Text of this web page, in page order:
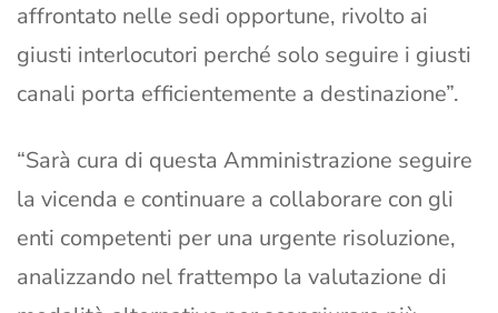
affrontato nelle sedi opportune, rivolto ai
giusti interlocutori perché solo seguire i giusti
canali porta efficientemente a destinazione”.
“Sarà cura di questa Amministrazione seguire
la vicenda e continuare a collaborare con gli
enti competenti per una urgente risoluzione,
analizzando nel frattempo la valutazione di